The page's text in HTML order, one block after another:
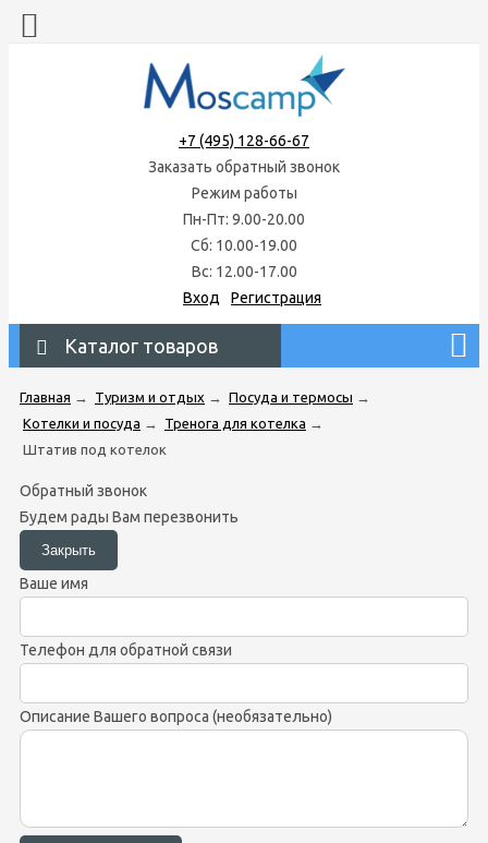
+7 (495) 128-66-67
Заказать обратный звонок
Режим работы
Пн-Пт: 9.00-20.00
Сб: 10.00-19.00
Вс: 12.00-17.00
Вход
Регистрация
Каталог товаров
Главная → Туризм и отдых → Посуда и термосы →
Котелки и посуда → Тренога для котелка →
Штатив под котелок
Обратный звонок
Будем рады Вам перезвонить
Ваше имя
Телефон для обратной связи
Описание Вашего вопроса (необязательно)